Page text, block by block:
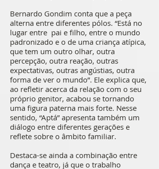
Bernardo Gondim conta que a peça
alterna entre diferentes pólos. “Está no
lugar entre pai e filho, entre o mundo
padronizado e o de uma criança atípica,
que tem um outro olhar, outra
percepção, outra reação, outras
expectativas, outras angústias, outra
forma de ver o mundo”. Ele explica que,
ao refletir acerca da relação com o seu
próprio genitor, acabou se tornando
uma figura paterna mais forte. Nesse
sentido, “Aptá” apresenta também um
diálogo entre diferentes gerações e
reflete sobre o âmbito familiar.
Destaca-se ainda a combinação entre
dança e teatro, já que o trabalho